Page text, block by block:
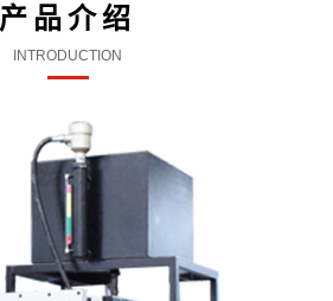
产品介绍
INTRODUCTION